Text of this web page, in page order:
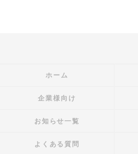
ホーム
企業様向け
お知らせ一覧
よくある質問